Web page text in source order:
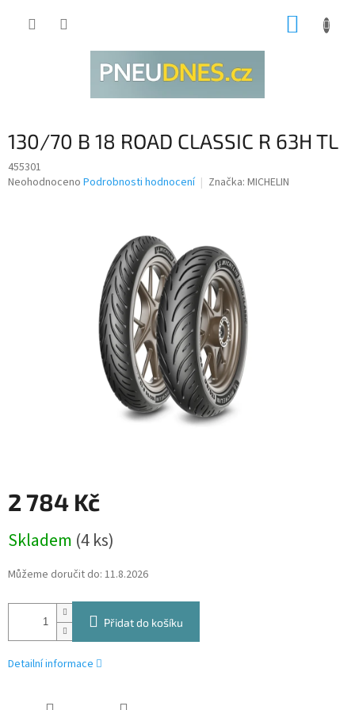
130/70 B 18 ROAD CLASSIC R 63H TL
455301
Průměrné
Neohodnoceno Podrobnosti hodnocení Značka: MICHELIN
2 784 Kč
cena:
Skladem (4 ks)
Můžeme doručit do: 11.8.2026
Přidat do košíku
Detailní informace